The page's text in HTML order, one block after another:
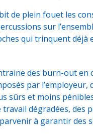
de plein fouet les
sur
qui trinquent déjà
des burn-out en
par l’employeur,
sûrs et moins
dégradées, des
à garantir des